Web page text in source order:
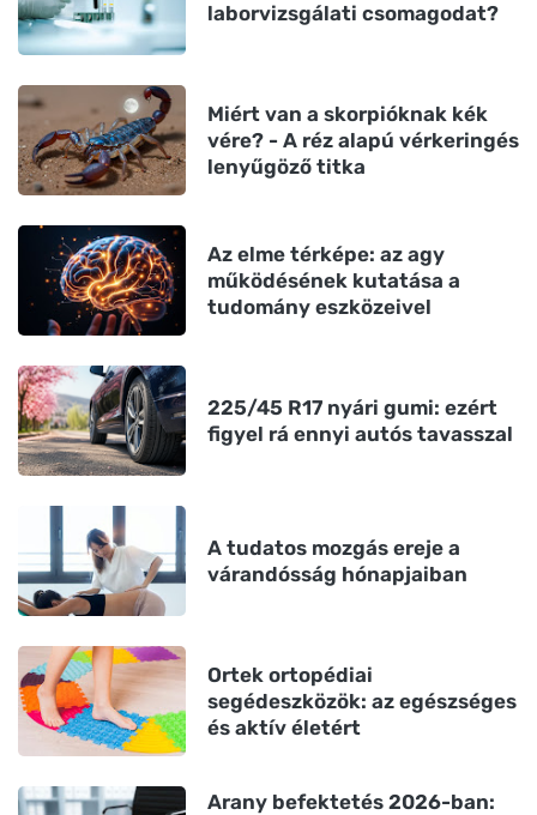
laborvizsgálati csomagodat?
Miért van a skorpióknak kék
vére? - A réz alapú vérkeringés
lenyűgöző titka
Az elme térképe: az agy
működésének kutatása a
tudomány eszközeivel
225/45 R17 nyári gumi: ezért
figyel rá ennyi autós tavasszal
A tudatos mozgás ereje a
várandósság hónapjaiban
Ortek ortopédiai
segédeszközök: az egészséges
és aktív életért
Arany befektetés 2026-ban: